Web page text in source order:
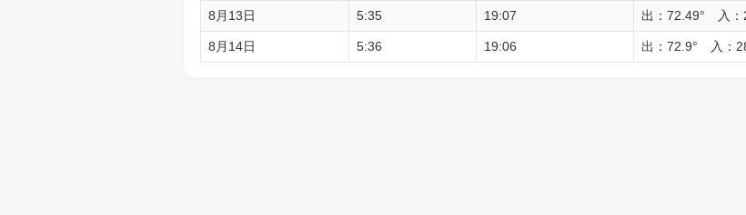
8月13日 5:35 19:07 出：72.49° 入：
8月14日 5:36 19:06 出：72.9° 入：